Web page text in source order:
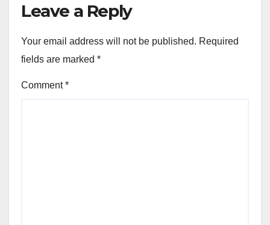
Leave a Reply
Your email address will not be published. Required
fields are marked *
Comment*